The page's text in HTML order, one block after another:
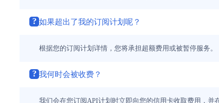
? 如果超出了我的订阅计划呢？
根据您的订阅计划详情，您将承担超额费用或被暂停服务。
? 我何时会被收费？
我们会在您订阅API计划时立即向您的信用卡收取费用，并